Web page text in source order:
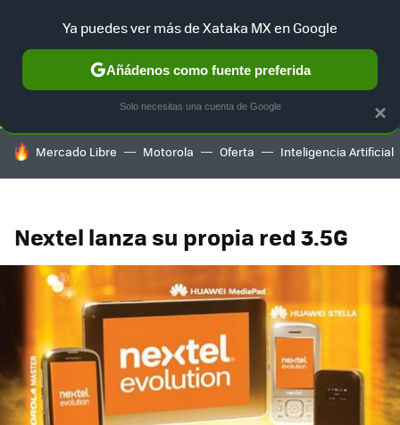
SELECCIÓN GAMING HOME AUTO TERRITORIO
HOY SE HABLA DE
Mercado Libre Motorola Oferta Inteligencia Artificial
Nextel lanza su propia red 3.5G
×
Ya puedes ver más de Xataka MX en Google
Añádenos como fuente preferida
Solo necesitas una cuenta de Google